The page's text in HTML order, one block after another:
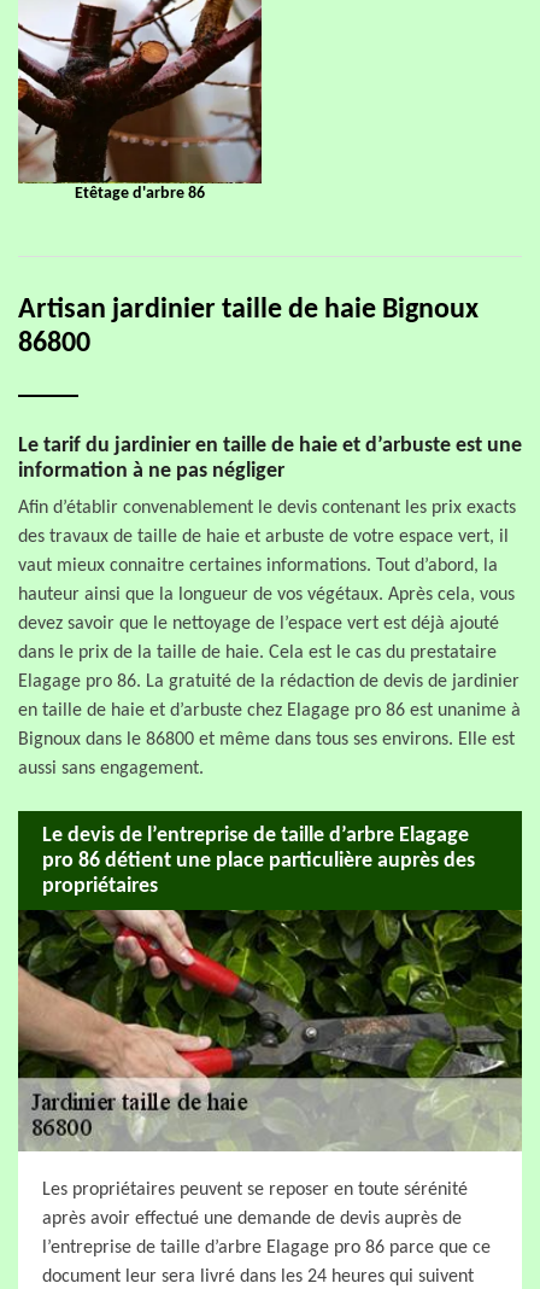
Etêtage d'arbre 86
Artisan jardinier taille de haie Bignoux
86800
Le tarif du jardinier en taille de haie et d’arbuste est une
information à ne pas négliger
Afin d’établir convenablement le devis contenant les prix exacts
des travaux de taille de haie et arbuste de votre espace vert, il
vaut mieux connaitre certaines informations. Tout d’abord, la
hauteur ainsi que la longueur de vos végétaux. Après cela, vous
devez savoir que le nettoyage de l’espace vert est déjà ajouté
dans le prix de la taille de haie. Cela est le cas du prestataire
Elagage pro 86. La gratuité de la rédaction de devis de jardinier
en taille de haie et d’arbuste chez Elagage pro 86 est unanime à
Bignoux dans le 86800 et même dans tous ses environs. Elle est
aussi sans engagement.
Le devis de l’entreprise de taille d’arbre Elagage
pro 86 détient une place particulière auprès des
propriétaires
Les propriétaires peuvent se reposer en toute sérénité
après avoir effectué une demande de devis auprès de
l’entreprise de taille d’arbre Elagage pro 86 parce que ce
document leur sera livré dans les 24 heures qui suivent